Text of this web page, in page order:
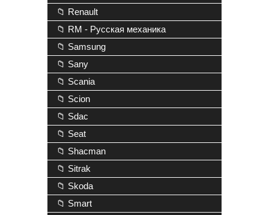
📁 Renault
📁 RM - Русская механика
📁 Samsung
📁 Sany
📁 Scania
📁 Scion
📁 Sdac
📁 Seat
📁 Shacman
📁 Sitrak
📁 Skoda
📁 Smart